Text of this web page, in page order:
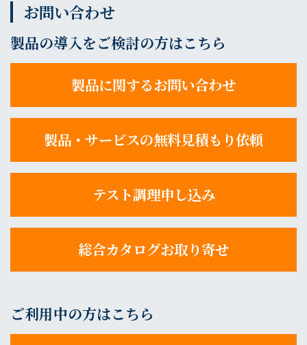
お問い合わせ
製品の導入をご検討の方はこちら
製品に関するお問い合わせ
製品・サービスの無料見積もり依頼
テスト調理申し込み
総合カタログお取り寄せ
ご利用中の方はこちら